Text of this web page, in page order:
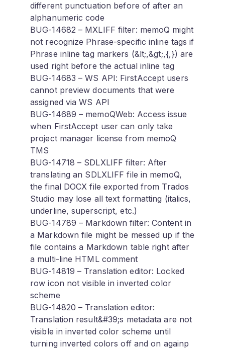
different punctuation before of after an
alphanumeric code
BUG-14682 – MXLIFF filter: memoQ might
not recognize Phrase-specific inline tags if
Phrase inline tag markers (&lt;,&gt;,{,}) are
used right before the actual inline tag
BUG-14683 – WS API: FirstAccept users
cannot preview documents that were
assigned via WS API
BUG-14689 – memoQWeb: Access issue
when FirstAccept user can only take
project manager license from memoQ
TMS
BUG-14718 – SDLXLIFF filter: After
translating an SDLXLIFF file in memoQ,
the final DOCX file exported from Trados
Studio may lose all text formatting (italics,
underline, superscript, etc.)
BUG-14789 – Markdown filter: Content in
a Markdown file might be messed up if the
file contains a Markdown table right after
a multi-line HTML comment
BUG-14819 – Translation editor: Locked
row icon not visible in inverted color
scheme
BUG-14820 – Translation editor:
Translation result&#39;s metadata are not
visible in inverted color scheme until
turning inverted colors off and on againp